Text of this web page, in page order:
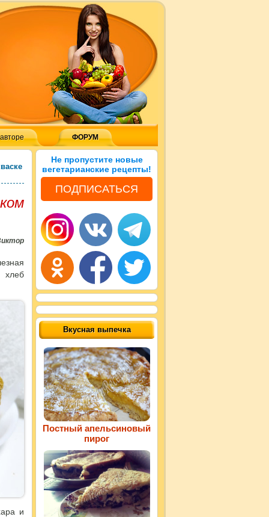
ФОРУМ
хлеб
и
Не пропустите новые
вегетарианские рецепты!
ПОДПИСАТЬСЯ
Вкусная выпечка
Постный апельсиновый
пирог